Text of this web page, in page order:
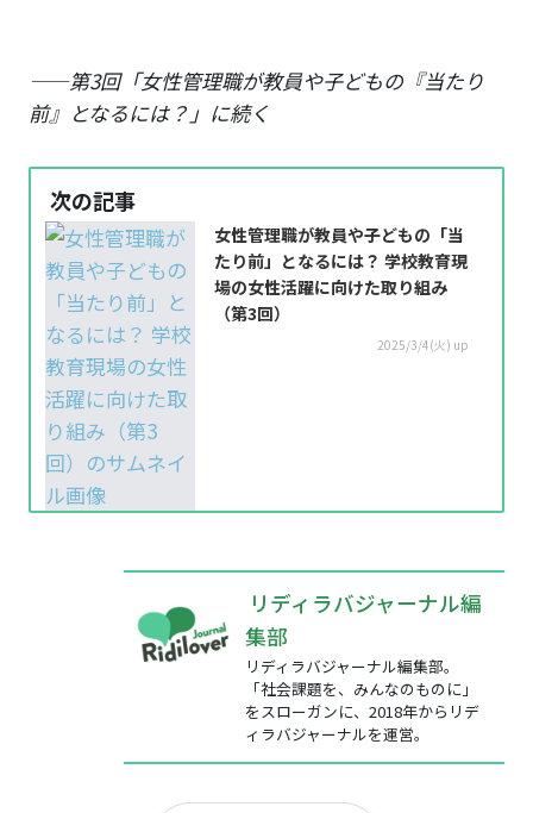
——第3回「女性管理職が教員や子どもの『当たり
前』となるには？」に続く
次の記事
女性管理職が教員や子どもの「当
たり前」となるには？ 学校教育現
場の女性活躍に向けた取り組み
（第3回）
2025/3/4(火) up
リディラバジャーナル編
集部
リディラバジャーナル編集部。
「社会課題を、みんなのものに」
をスローガンに、2018年からリデ
ィラバジャーナルを運営。